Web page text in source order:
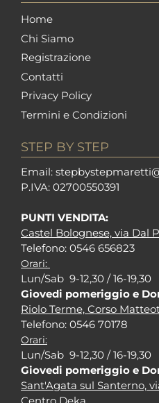
Home
Chi Siamo
Registrazione
Contatti
Privacy Policy
Termini e Condizioni
STEP BY STEP
Email: stepbystepm
P.IVA: 02700550391
PUNTI VENDITA:
Castel Bolognese, via Dal
Telefono: 0546 656823
Orari:
Lun/Sab 9-12,30 / 16-19,30
Giovedi pomeriggio e
Riolo Terme, Corso
Telefono: 0546 70178
Orari:
Lun/Sab 9-12,30 / 16-19,30
Giovedi pomeriggio e
Sant'Agata sul Santerno,